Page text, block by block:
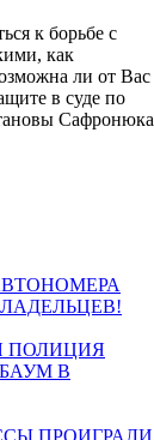
к борьбе с
как
ли от Вас
в суде по
Сафронюка
ПОЛИЦИЯ
В
ПРОИГРАЛИ